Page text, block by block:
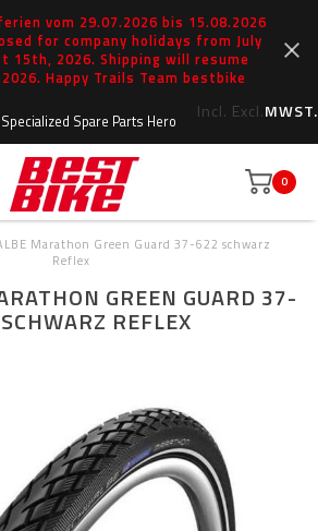
vom 29.07.2026 bis 15.08.2026
for company holidays from July
15th, 2026. Shipping will resume
Happy Trails Team bestbike
Incl. Excl.MWST.
Specialized Spare Parts Hero
0
Marathon Green Guard 37-622 schwarz
Reflex
GREEN GUARD 37-
REFLEX